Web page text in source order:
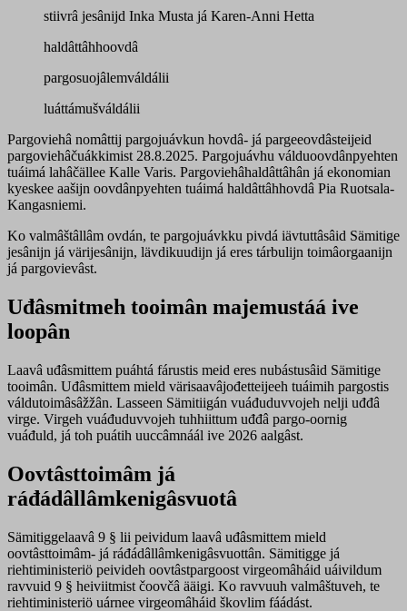
stiivrâ jesânijd Inka Musta já Karen-Anni Hetta
haldâttâhhoovdâ
pargosuojâlemváldálii
luáttámušváldálii
Pargoviehâ nomâttij pargojuávkun hovdâ- já pargeeovdâsteijeid
pargoviehâčuákkimist 28.8.2025. Pargojuávhu válduoovdânpyehten
tuáimá lahâčällee Kalle Varis. Pargoviehâhaldâttâhân já ekonomian
kyeskee aašijn oovdânpyehten tuáimá haldâttâhhovdâ Pia Ruotsala-
Kangasniemi.
Ko valmâštâllâm ovdán, te pargojuávkku pivdá iävtuttâsâid Sämitige
jesânijn já värijesânijn, lävdikuudijn já eres tárbulijn toimâorgaanijn
já pargovievâst.
Uđâsmitmeh tooimân majemustáá ive
loopân
Laavâ uđâsmittem puáhtá fárustis meid eres nubástusâid Sämitige
tooimân. Uđâsmittem mield värisaavâjođetteijeeh tuáimih pargostis
váldutoimâsâžžân. Lasseen Sämitiigán vuáđuduvvojeh nelji uđđâ
virge. Virgeh vuáđuduvvojeh tuhhiittum uđđâ pargo-oornig
vuáđuld, já toh puátih uuccâmnáál ive 2026 aalgâst.
Oovtâsttoimâm já
ráđádâllâmkenigâsvuotâ
Sämitiggelaavâ 9 § lii peividum laavâ uđâsmittem mield
oovtâsttoimâm- já ráđádâllâmkenigâsvuottân. Sämitigge já
riehtiministeriö peivideh oovtâstpargoost virgeomâháid uáivildum
ravvuid 9 § heiviitmist čoovčâ ääigi. Ko ravvuuh valmâštuveh, te
riehtiministeriö uárnee virgeomâháid škovlim fáádást.